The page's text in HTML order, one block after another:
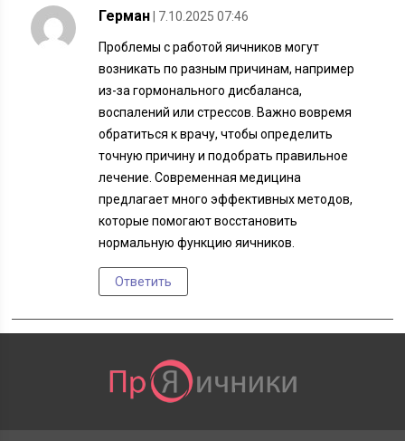
Герман | 7.10.2025 07:46
Проблемы с работой яичников могут
возникать по разным причинам, например
из-за гормонального дисбаланса,
воспалений или стрессов. Важно вовремя
обратиться к врачу, чтобы определить
точную причину и подобрать правильное
лечение. Современная медицина
предлагает много эффективных методов,
которые помогают восстановить
нормальную функцию яичников.
Ответить